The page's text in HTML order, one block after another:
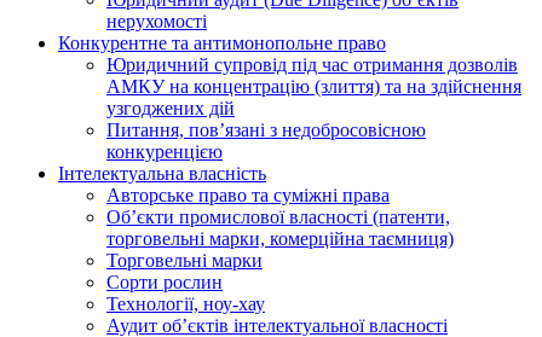
нерухомості
Конкурентне та антимонопольне право
Юридичний супровід під час отримання дозволів
АМКУ на концентрацію (злиття) та на здійснення
узгоджених дій
Питання, пов’язані з недобросовісною
конкуренцією
Інтелектуальна власність
Авторське право та суміжні права
Oб’єкти промислової власності (патенти,
торговельні марки, комерційна таємниця)
Торговельні марки
Сорти рослин
Технології, ноу-хау
Аудит об’єктів інтелектуальної власності